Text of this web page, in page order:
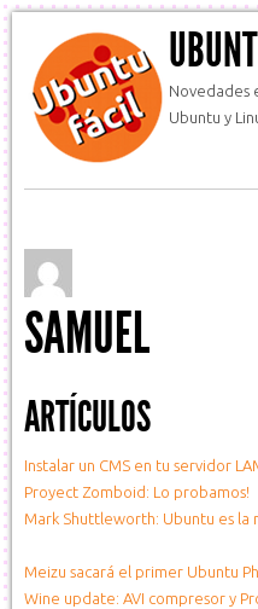
Novedades
Ubuntu y
SAMUEL
ARTÍCULOS
Instalar un CMS en tu servidor
Proyect Zomboid: Lo probamos!
Mark Shuttleworth: Ubuntu es
Meizu sacará el primer Ubuntu
Wine update: AVI compresor y